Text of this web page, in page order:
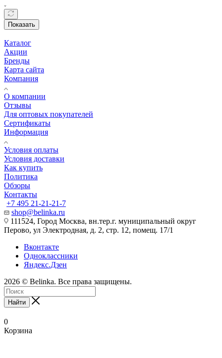
Показать
Каталог
Акции
Бренды
Карта сайта
Компания
О компании
Отзывы
Для оптовых покупателей
Сертификаты
Информация
Условия оплаты
Условия доставки
Как купить
Политика
Обзоры
Контакты
+7 495 21-21-21-7
shop@belinka.ru
111524, Город Москва, вн.тер.г. муниципальный округ
Перово, ул Электродная, д. 2, стр. 12, помещ. 17/1
Вконтакте
Одноклассники
Яндекс.Дзен
2026 © Belinka. Все права защищены.
Найти
0
Корзина